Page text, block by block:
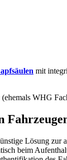
mit
WHG
Lösung
beim